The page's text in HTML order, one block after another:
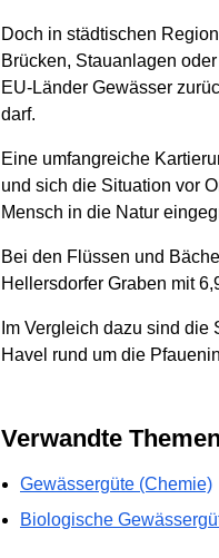
Doch in städtischen
Brücken, Stauanlagen
EU-Länder Gewässer
darf.
Eine umfangreiche
und sich die Situation vor
Mensch in die Natur
Bei den Flüssen und
Hellersdorfer Graben mit
Im Vergleich dazu sind
Havel rund um die
Verwandte Themen
Gewässergüte (Chemie)
Biologische